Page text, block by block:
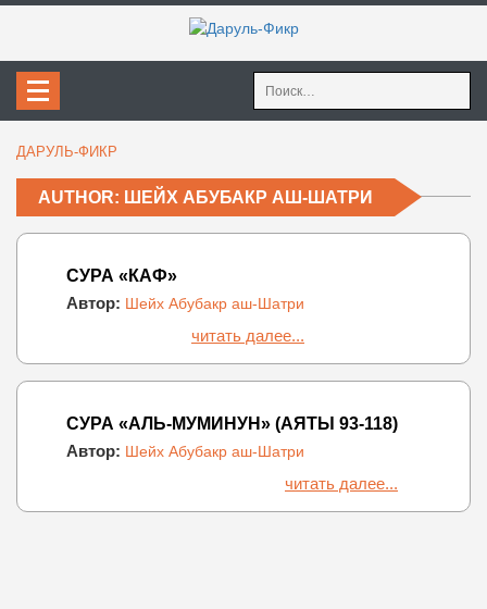
Найти:
ДАРУЛЬ-ФИКР
AUTHOR: ШЕЙХ АБУБАКР АШ-ШАТРИ
СУРА «КАФ»
Автор: Шейх Абубакр аш-Шатри
читать далее...
СУРА «АЛЬ-МУМИНУН» (АЯТЫ 93-118)
Автор: Шейх Абубакр аш-Шатри
читать далее...